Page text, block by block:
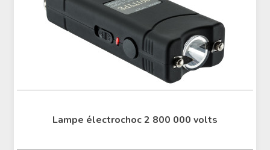
Lampe électrochoc 2 800 000 volts